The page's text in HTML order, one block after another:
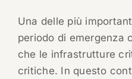
Una delle più
periodo di emergenza
che le infrastrutture
critiche. In questo